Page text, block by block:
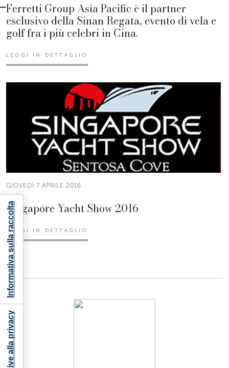
Ferretti Group Asia Pacific è il partner
esclusivo della Sinan Regata, evento di vela e
golf fra i più celebri in Cina.
LEGGI IN DETTAGLIO
GIOVEDÌ 7 APRILE 2016
Singapore Yacht Show 2016
LEGGI IN DETTAGLIO
Informativa sulla raccolta